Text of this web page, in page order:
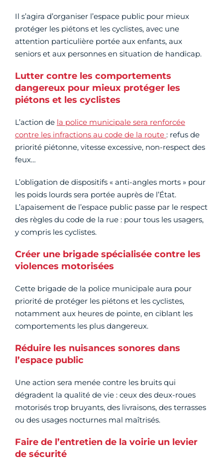
Il s’agira d’organiser l’espace public pour mieux
protéger les piétons et les cyclistes, avec une
attention particulière portée aux enfants, aux
seniors et aux personnes en situation de handicap.
Lutter contre les comportements
dangereux pour mieux protéger les
piétons et les cyclistes
L’action de la police municipale sera renforcée
contre les infractions au code de la route : refus de
priorité piétonne, vitesse excessive, non-respect des
feux…
L’obligation de dispositifs « anti-angles morts » pour
les poids lourds sera portée auprès de l’État.
L’apaisement de l’espace public passe par le respect
des règles du code de la rue : pour tous les usagers,
y compris les cyclistes.
Créer une brigade spécialisée contre les
violences motorisées
Cette brigade de la police municipale aura pour
priorité de protéger les piétons et les cyclistes,
notamment aux heures de pointe, en ciblant les
comportements les plus dangereux.
Réduire les nuisances sonores dans
l’espace public
Une action sera menée contre les bruits qui
dégradent la qualité de vie : ceux des deux-roues
motorisés trop bruyants, des livraisons, des terrasses
ou des usages nocturnes mal maîtrisés.
Faire de l’entretien de la voirie un levier
de sécurité